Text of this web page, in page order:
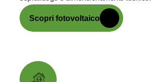
Scopri fotovoltaico